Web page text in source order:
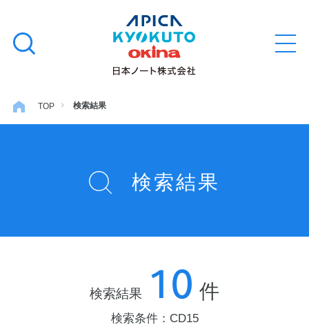
文
キ
ッ
閉
検
る
ファイル・バインダー
TOP 検索結果
検索結果
検索結果 10 件
検索条件： CD15